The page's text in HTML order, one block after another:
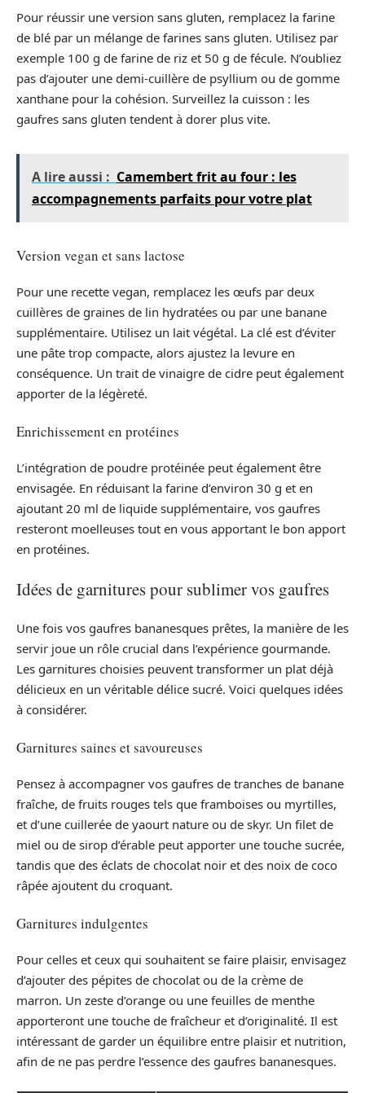
Pour réussir une version sans gluten, remplacez la farine
de blé par un mélange de farines sans gluten. Utilisez par
exemple 100 g de farine de riz et 50 g de fécule. N’oubliez
pas d’ajouter une demi-cuillère de psyllium ou de gomme
xanthane pour la cohésion. Surveillez la cuisson : les
gaufres sans gluten tendent à dorer plus vite.
A lire aussi : Camembert frit au four : les
accompagnements parfaits pour votre plat
Version vegan et sans lactose
Pour une recette vegan, remplacez les œufs par deux
cuillères de graines de lin hydratées ou par une banane
supplémentaire. Utilisez un lait végétal. La clé est d’éviter
une pâte trop compacte, alors ajustez la levure en
conséquence. Un trait de vinaigre de cidre peut également
apporter de la légèreté.
Enrichissement en protéines
L’intégration de poudre protéinée peut également être
envisagée. En réduisant la farine d’environ 30 g et en
ajoutant 20 ml de liquide supplémentaire, vos gaufres
resteront moelleuses tout en vous apportant le bon apport
en protéines.
Idées de garnitures pour sublimer vos gaufres
Une fois vos gaufres bananesques prêtes, la manière de les
servir joue un rôle crucial dans l’expérience gourmande.
Les garnitures choisies peuvent transformer un plat déjà
délicieux en un véritable délice sucré. Voici quelques idées
à considérer.
Garnitures saines et savoureuses
Pensez à accompagner vos gaufres de tranches de banane
fraîche, de fruits rouges tels que framboises ou myrtilles,
et d’une cuillerée de yaourt nature ou de skyr. Un filet de
miel ou de sirop d’érable peut apporter une touche sucrée,
tandis que des éclats de chocolat noir et des noix de coco
râpée ajoutent du croquant.
Garnitures indulgentes
Pour celles et ceux qui souhaitent se faire plaisir, envisagez
d’ajouter des pépites de chocolat ou de la crème de
marron. Un zeste d’orange ou une feuilles de menthe
apporteront une touche de fraîcheur et d’originalité. Il est
intéressant de garder un équilibre entre plaisir et nutrition,
afin de ne pas perdre l’essence des gaufres bananesques.